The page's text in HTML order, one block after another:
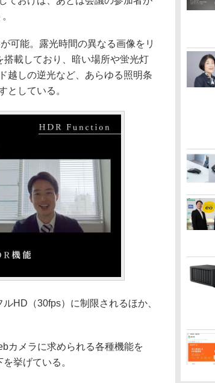
可能。露光時間の異なる画像をリ
載しており、暗い場所や蛍光灯
越しの逆光など、あらゆる照明条
としている。
HD（30fps）に制限されるほか、
カメラに求められる各種機能を
挙げている。